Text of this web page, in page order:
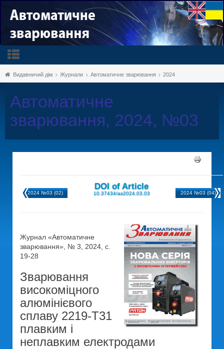
Видавничий дім Журнали Автоматичне зварювання 2024
Автоматичне
зварювання, 2024, №03
2024 №03 (02)
DOI of Article
10.37434/as2024.03.03 2024 №03 (04)
Журнал «Автоматичне
зварювання», № 3, 2024, с.
19-28
Зварювання
високоміцного
алюмінієвого
сплаву 2219-Т31
плавким і
неплавким електродами